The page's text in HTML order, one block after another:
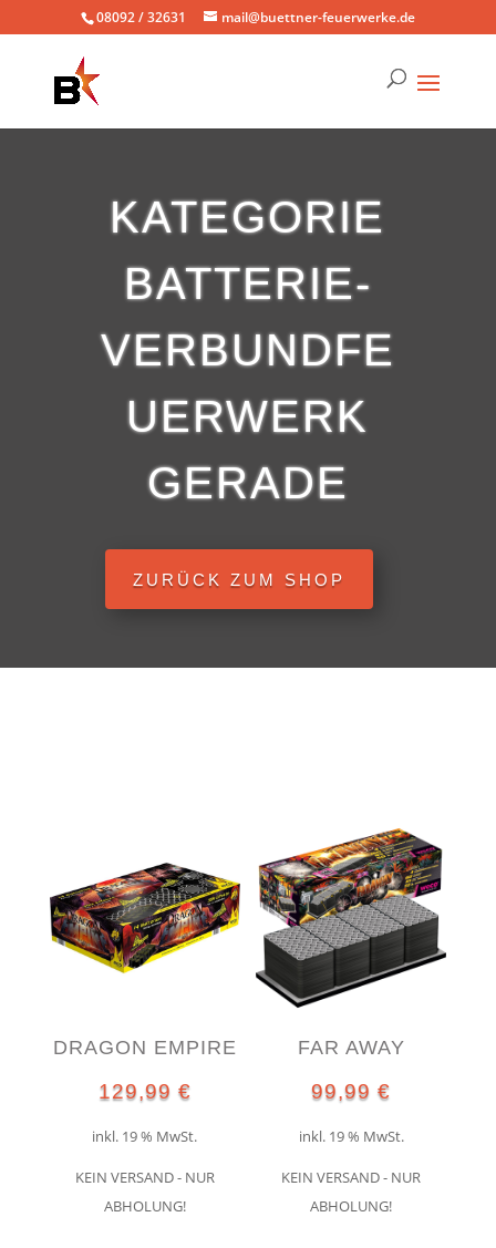
08092 / 32631 mail@buettner-feuerwerke.de
KATEGORIE
BATTERIE-
VERBUNDFE
UERWERK
GERADE
ZURÜCK ZUM SHOP
DRAGON EMPIRE
129,99 €
inkl. 19 % MwSt.
KEIN VERSAND - NUR
ABHOLUNG!
FAR AWAY
99,99€
inkl. 19 % MwSt.
KEIN VERSAND - NUR
ABHOLUNG!